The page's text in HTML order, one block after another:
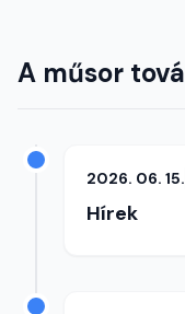
A műsor
2026. 06. 15.
Hírek